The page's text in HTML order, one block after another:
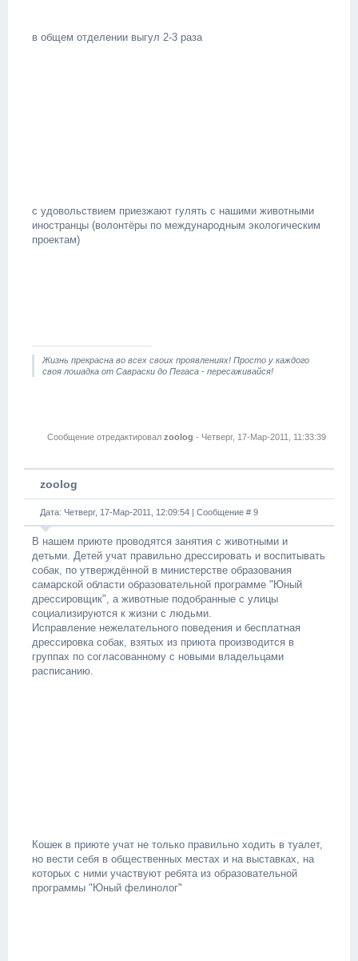
в общем отделении выгул 2-3 раза
с удовольствием приезжают гулять с нашими животными
иностранцы (волонтёры по международным экологическим
проектам)
Жизнь прекрасна во всех своих проявлениях! Просто у каждого
своя лошадка от Савраски до Пегаса - пересаживайся!
Сообщение отредактировал zoolog - Четверг, 17-Мар-2011, 11:33:39
zoolog
Дата: Четверг, 17-Мар-2011, 12:09:54 | Сообщение # 9
В нашем приюте проводятся занятия с животными и
детьми. Детей учат правильно дрессировать и воспитывать
собак, по утверждённой в министерстве образования
самарской области образовательной программе "Юный
дрессировщик", а животные подобранные с улицы
социализируются к жизни с людьми.
Исправление нежелательного поведения и бесплатная
дрессировка собак, взятых из приюта производится в
группах по согласованному с новыми владельцами
расписанию.
Кошек в приюте учат не только правильно ходить в туалет,
но вести себя в общественных местах и на выставках, на
которых с ними участвуют ребята из образовательной
программы "Юный фелинолог"